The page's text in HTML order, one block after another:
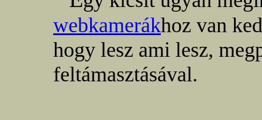
webkamerákhoz van
hogy lesz ami lesz,
feltámasztásával.